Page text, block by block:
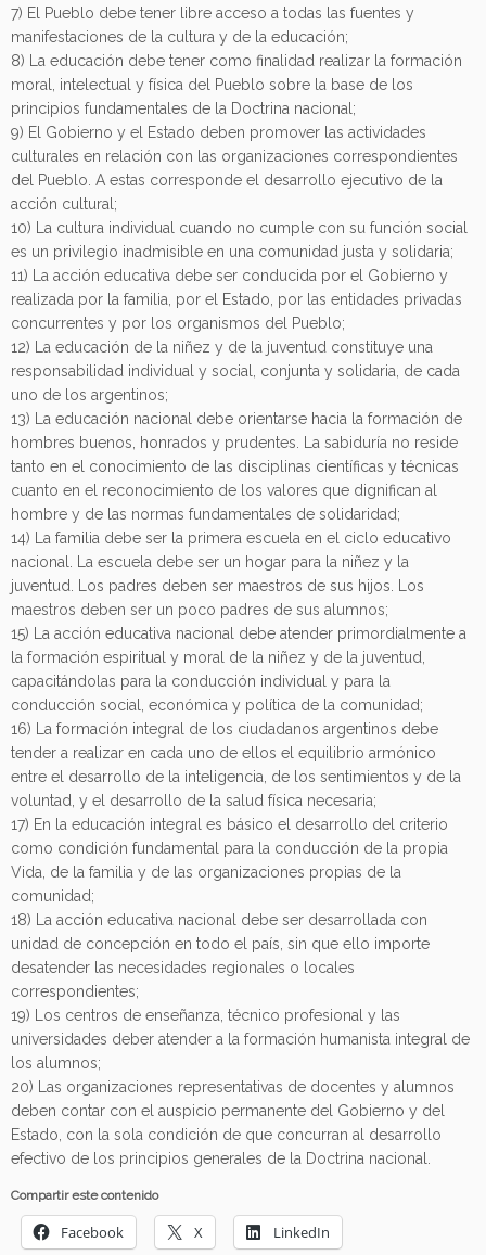
7) El Pueblo debe tener libre acceso a todas las fuentes y
manifestaciones de la cultura y de la educación;
8) La educación debe tener como finalidad realizar la formación
moral, intelectual y física del Pueblo sobre la base de los
principios fundamentales de la Doctrina nacional;
9) El Gobierno y el Estado deben promover las actividades
culturales en relación con las organizaciones correspondientes
del Pueblo. A estas corresponde el desarrollo ejecutivo de la
acción cultural;
10) La cultura individual cuando no cumple con su función social
es un privilegio inadmisible en una comunidad justa y solidaria;
11) La acción educativa debe ser conducida por el Gobierno y
realizada por la familia, por el Estado, por las entidades privadas
concurrentes y por los organismos del Pueblo;
12) La educación de la niñez y de la juventud constituye una
responsabilidad individual y social, conjunta y solidaria, de cada
uno de los argentinos;
13) La educación nacional debe orientarse hacia la formación de
hombres buenos, honrados y prudentes. La sabiduría no reside
tanto en el conocimiento de las disciplinas científicas y técnicas
cuanto en el reconocimiento de los valores que dignifican al
hombre y de las normas fundamentales de solidaridad;
14) La familia debe ser la primera escuela en el ciclo educativo
nacional. La escuela debe ser un hogar para la niñez y la
juventud. Los padres deben ser maestros de sus hijos. Los
maestros deben ser un poco padres de sus alumnos;
15) La acción educativa nacional debe atender primordialmente a
la formación espiritual y moral de la niñez y de la juventud,
capacitándolas para la conducción individual y para la
conducción social, económica y política de la comunidad;
16) La formación integral de los ciudadanos argentinos debe
tender a realizar en cada uno de ellos el equilibrio armónico
entre el desarrollo de la inteligencia, de los sentimientos y de la
voluntad, y el desarrollo de la salud física necesaria;
17) En la educación integral es básico el desarrollo del criterio
como condición fundamental para la conducción de la propia
Vida, de la familia y de las organizaciones propias de la
comunidad;
18) La acción educativa nacional debe ser desarrollada con
unidad de concepción en todo el país, sin que ello importe
desatender las necesidades regionales o locales
correspondientes;
19) Los centros de enseñanza, técnico profesional y las
universidades deber atender a la formación humanista integral de
los alumnos;
20) Las organizaciones representativas de docentes y alumnos
deben contar con el auspicio permanente del Gobierno y del
Estado, con la sola condición de que concurran al desarrollo
efectivo de los principios generales de la Doctrina nacional.
Compartir este contenido
Facebook X LinkedIn